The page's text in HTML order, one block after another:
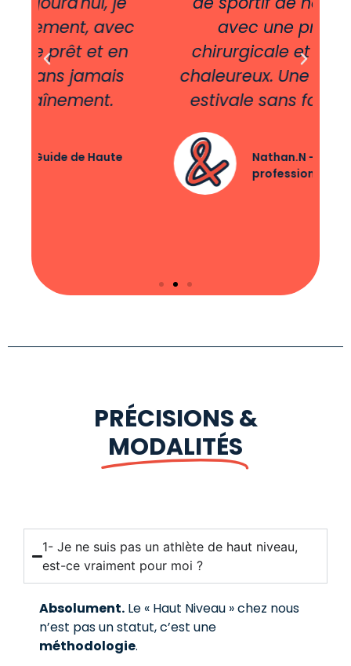
avec une précision
chirurgicale et un accueil
chaleureux. Une préparation
estivale sans fausse note.
Nathan.N - Hockeyeur
professionnel
PRÉCISIONS &
MODALITÉS
1- Je ne suis pas un athlète de haut niveau,
est-ce vraiment pour moi ?
Absolument. Le « Haut Niveau » chez nous
n’est pas un statut, c’est une
méthodologie.